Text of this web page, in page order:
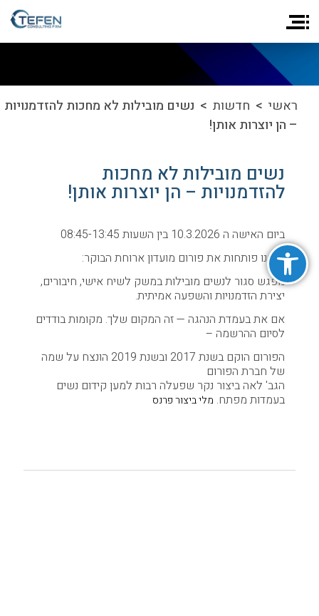
פתח סרגל נגישות
ראשי > חדשות > נשים מובילות לא מחכות להזדמנויות
– הן יוצרות אותן!
נשים מובילות לא מחכות
להזדמנויות – הן יוצרות אותן!
ביום האישה ה 10.3.2026 בין השעות 08:45-13:45
אנחנו פותחות את פורום מועדון ארוחת הבוקר:
מפגש סגור לנשים מובילות במשק לשיח אישי, חיבורים,
יצירת הזדמנויות והשפעה אמיתית.
אם את בעמדת הנהגה — זה המקום שלך. מקומות בודדים
לסיום ההרשמה –
הפורום הוקם בשנת 2017 ובשנת 2019 הונצח על שמה
של חברת הפורום
הגב' לאה ביצור נקר שפעלה רבות למען קידום נשים
בעמדות מפתח. מלי ביצור פרנס